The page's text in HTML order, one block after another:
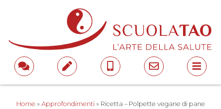
Home » Approfondimenti » Ricetta – Polpette vegane di pane